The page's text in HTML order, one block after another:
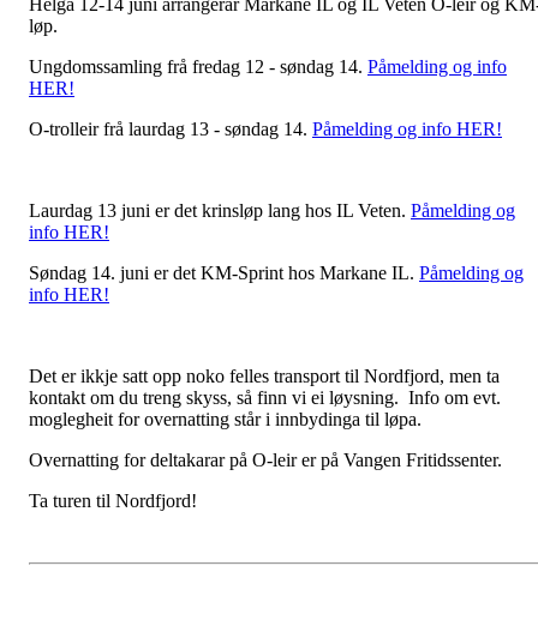
Helga 12-14 juni arrangerar Markane IL og IL Veten O-leir og
løp.
Ungdomssamling frå fredag 12 - søndag 14. Påmelding og info
HER!
O-trolleir frå laurdag 13 - søndag 14. Påmelding og info HER!
Laurdag 13 juni er det krinsløp lang hos IL Veten. Påmelding og
info HER!
Søndag 14. juni er det KM-Sprint hos Markane IL. Påmelding og
info HER!
Det er ikkje satt opp noko felles transport til Nordfjord, men ta
kontakt om du treng skyss, så finn vi ei løysning. Info om evt.
moglegheit for overnatting står i innbydinga til løpa.
Overnatting for deltakarar på O-leir er på Vangen Fritidssenter.
Ta turen til Nordfjord!